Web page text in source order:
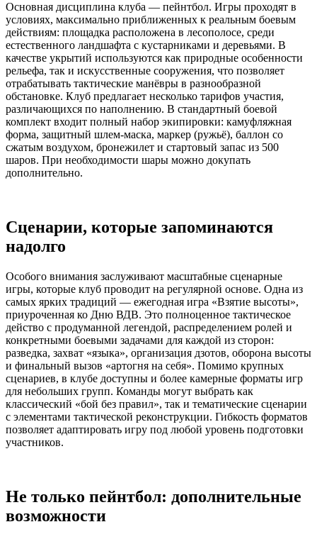
Основная дисциплина клуба — пейнтбол. Игры проходят в
условиях, максимально приближенных к реальным боевым
действиям: площадка расположена в лесополосе, среди
естественного ландшафта с кустарниками и деревьями. В
качестве укрытий используются как природные особенности
рельефа, так и искусственные сооружения, что позволяет
отрабатывать тактические манёвры в разнообразной
обстановке. Клуб предлагает несколько тарифов участия,
различающихся по наполнению. В стандартный боевой
комплект входит полный набор экипировки: камуфляжная
форма, защитный шлем-маска, маркер (ружьё), баллон со
сжатым воздухом, бронежилет и стартовый запас из 500
шаров. При необходимости шары можно докупать
дополнительно.
Сценарии, которые запоминаются
надолго
Особого внимания заслуживают масштабные сценарные
игры, которые клуб проводит на регулярной основе. Одна из
самых ярких традиций — ежегодная игра «Взятие высоты»,
приуроченная ко Дню ВДВ. Это полноценное тактическое
действо с продуманной легендой, распределением ролей и
конкретными боевыми задачами для каждой из сторон:
разведка, захват «языка», организация дзотов, оборона высоты
и финальный вызов «артогня на себя». Помимо крупных
сценариев, в клубе доступны и более камерные форматы игр
для небольших групп. Команды могут выбрать как
классический «бой без правил», так и тематические сценарии
с элементами тактической реконструкции. Гибкость форматов
позволяет адаптировать игру под любой уровень подготовки
участников.
Не только пейнтбол: дополнительные
возможности